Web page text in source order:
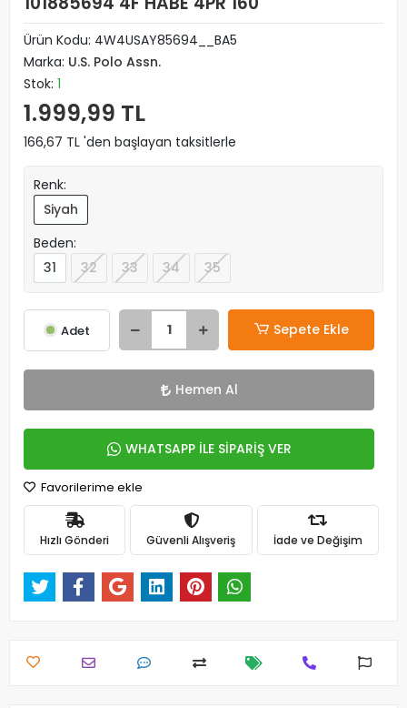
Ürün Kodu: 4W4USAY85694__BA5
Marka: U.S. Polo Assn.
Stok: 1
1.999,99 TL
166,67 TL 'den başlayan taksitlerle
Renk:
Siyah
Beden:
31
32 33 34 35
Adet Sepete Ekle
Hemen Al
WHATSAPP İLE SİPARİŞ VER
Favorilerime ekle
Hızlı Gönderi Güvenli Alışveriş İade ve Değişim